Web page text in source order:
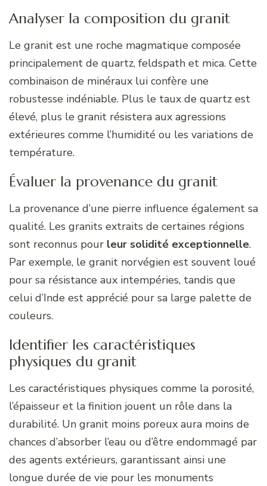
Analyser la composition du granit
Le granit est une roche magmatique composée
principalement de quartz, feldspath et mica. Cette
combinaison de minéraux lui confère une
robustesse indéniable. Plus le taux de quartz est
élevé, plus le granit résistera aux agressions
extérieures comme l’humidité ou les variations de
température.
Évaluer la provenance du granit
La provenance d’une pierre influence également sa
qualité. Les granits extraits de certaines régions
sont reconnus pour leur solidité exceptionnelle.
Par exemple, le granit norvégien est souvent loué
pour sa résistance aux intempéries, tandis que
celui d’Inde est apprécié pour sa large palette de
couleurs.
Identifier les caractéristiques
physiques du granit
Les caractéristiques physiques comme la porosité,
l’épaisseur et la finition jouent un rôle dans la
durabilité. Un granit moins poreux aura moins de
chances d’absorber l’eau ou d’être endommagé par
des agents extérieurs, garantissant ainsi une
longue durée de vie pour les monuments